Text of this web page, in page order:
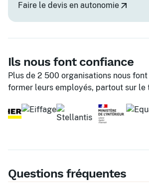
Faire le devis en autonomie
Ils nous font confiance
Plus de 2 500 organisations nous
former leurs employés, partout sur le
Questions fréquentes